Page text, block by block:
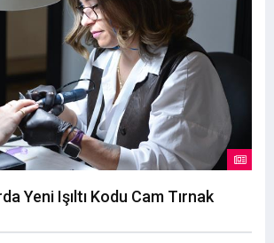
Yeni Işıltı Kodu Cam Tırnak